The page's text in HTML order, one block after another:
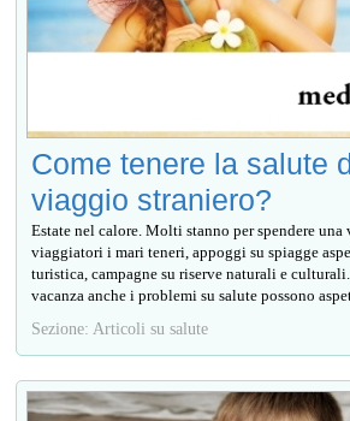
Come tenere la salute
viaggio straniero?
Estate nel calore. Molti stanno per spendere una
viaggiatori i mari teneri, appoggi su spiagge
turistica, campagne su riserve naturali e
vacanza anche i problemi su salute possono
Sezione: Articoli su salute